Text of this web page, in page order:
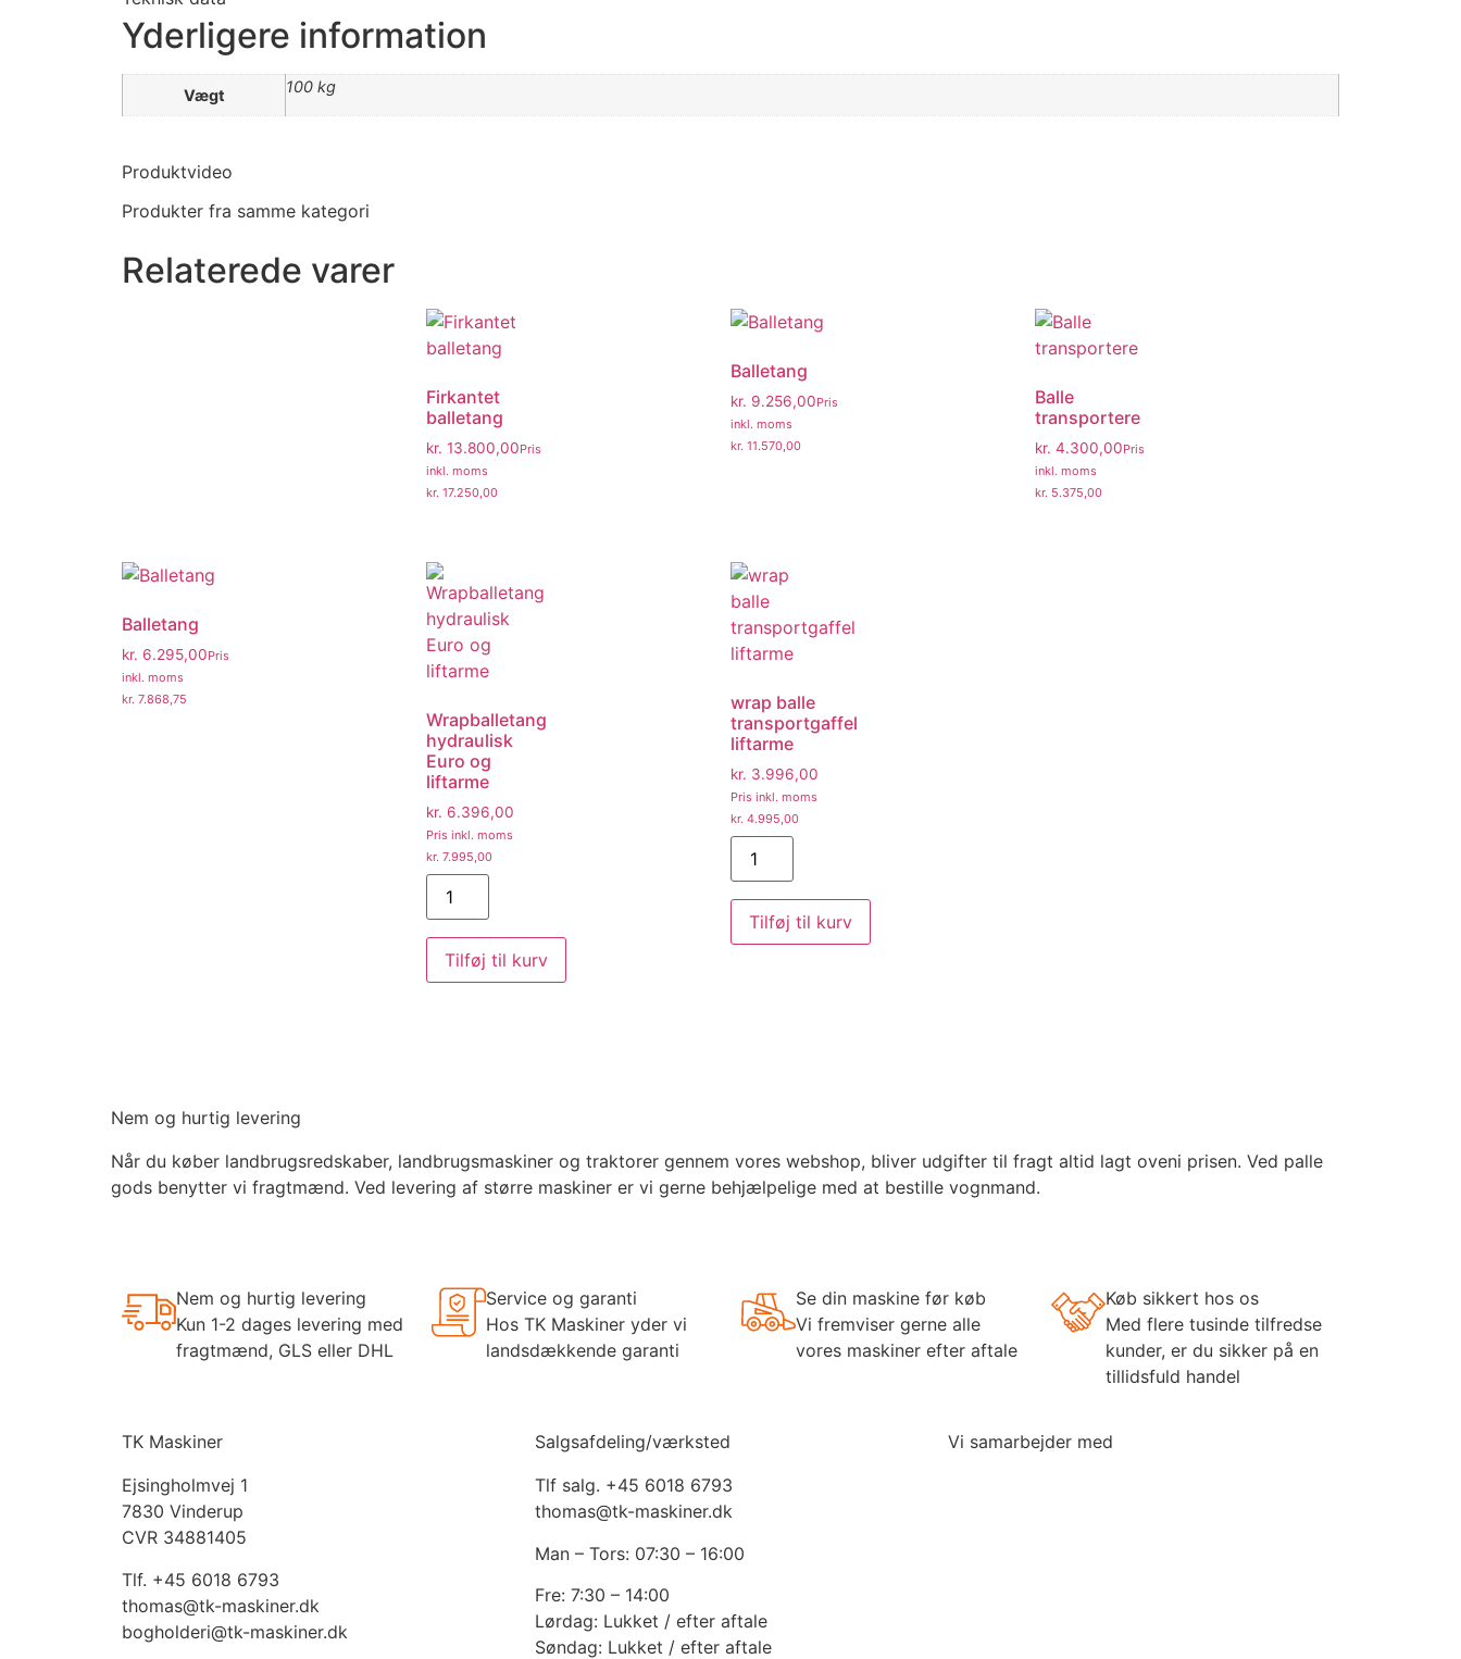
Yderligere information
Vægt 100 kg
Produktvideo
Produkter fra samme kategori
Relaterede varer
Firkantet
balletang
kr. 13.800,00Pris
inkl. moms
kr. 17.250,00
Balletang
kr. 9.256,00Pris
inkl. moms
kr. 11.570,00
Balle
transportere
kr. 4.300,00Pris
inkl. moms
kr. 5.375,00
Balletang
kr. 6.295,00Pris
inkl. moms
kr. 7.868,75
Wrapballetang
hydraulisk
Euro og
liftarme
kr. 6.396,00
Pris inkl. moms
kr. 7.995,00
Tilføj til kurv
wrap balle
transportgaffel
liftarme
kr. 3.996,00
Pris inkl. moms
kr. 4.995,00
Tilføj til kurv
Nem og hurtig levering
Når du køber landbrugsredskaber, landbrugsmaskiner og traktorer gennem vores webshop, bliver udgifter til fragt altid lagt oveni prisen. Ved palle
gods benytter vi fragtmænd. Ved levering af større maskiner er vi gerne behjælpelige med at bestille vognmand.
Nem og hurtig levering
Kun 1-2 dages levering med
fragtmænd, GLS eller DHL
Service og garanti
Hos TK Maskiner yder vi
landsdækkende garanti
Se din maskine før køb
Vi fremviser gerne alle
vores maskiner efter aftale
Køb sikkert hos os
Med flere tusinde tilfredse
kunder, er du sikker på en
tillidsfuld handel
TK Maskiner
Ejsingholmvej 1
7830 Vinderup
CVR 34881405
​Tlf. +45 6018 6793
thomas@tk-maskiner.dk
bogholderi@tk-maskiner.dk
Salgsafdeling/værksted
Tlf salg. +45 6018 6793
thomas@tk-maskiner.dk
Man – Tors: 07:30 – 16:00
Fre: 7:30 – 14:00
Lørdag: Lukket / efter aftale
Søndag: Lukket / efter aftale
Vi samarbejder med